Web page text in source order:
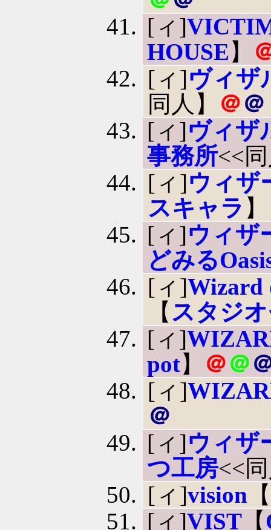
[ィ]
HOUSE 】
[ィ]ヴィザ
同人】
＠＠
[ィ]ヴィザ
事務所<<
[ィ]ウィザ
スキャラ 】
[ィ]ウィザ
どみる
[ィ]Wizard
【 スタジ
[ィ]
pot】 ＠＠
[ィ]
＠
[ィ]ウィザ
つ工房<<
[ィ]vision 【
[ィ]VIST 【